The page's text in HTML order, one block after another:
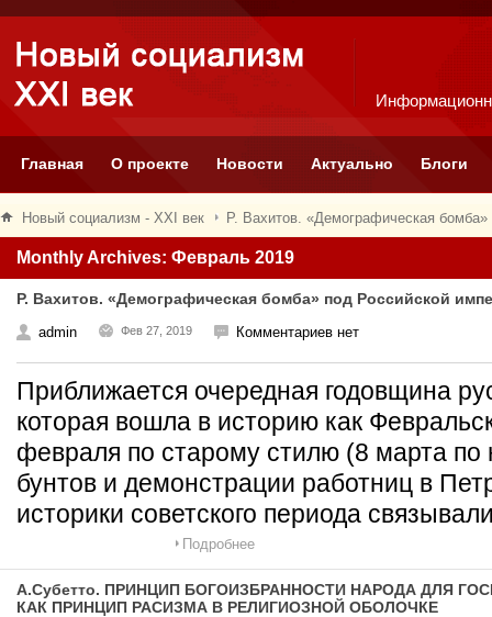
Главная О проекте Новости Актуально Блоги
Новый социализм - XXI век Р. Вахитов. «Демографическая
Monthly Archives: Февраль 2019
Р. Вахитов. «Демографическая бомба» под Российской
admin Фев 27, 2019 Комментариев нет
Приближается очередная годовщина
которая вошла в историю как
февраля по старому стилю (8 марта
бунтов и демонстрации работниц в
историки советского периода
Подробнее
А.Субетто. ПРИНЦИП БОГОИЗБРАННОСТИ НАРОДА ДЛЯ
КАК ПРИНЦИП РАСИЗМА В РЕЛИГИОЗНОЙ ОБОЛОЧКЕ